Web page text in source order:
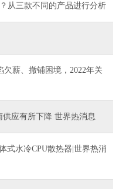
从三款不同的产品进行分析
欠薪、撤铺困境，2022年关
应有所下降 世界热消息
式水冷CPU散热器|世界热消